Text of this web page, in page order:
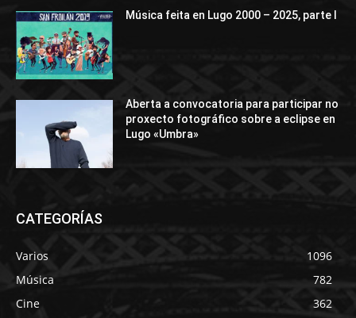
Música feita en Lugo 2000 – 2025, parte I
Aberta a convocatoria para participar no
proxecto fotográfico sobre a eclipse en
Lugo «Umbra»
CATEGORÍAS
Varios
1096
Música
782
Cine
362